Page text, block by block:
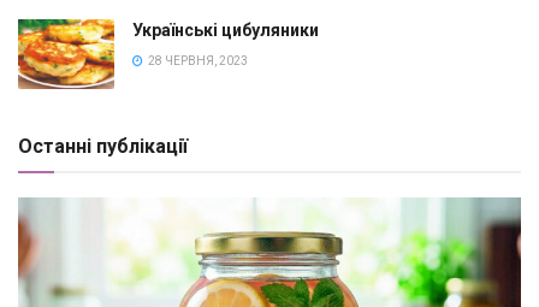
Українські цибуляники
28 ЧЕРВНЯ, 2023
Останні публікації